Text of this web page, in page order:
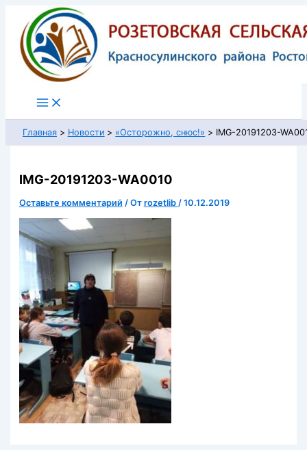
Перейти
содержимому
Главная Новости «Осторожно, снюс!» IMG-20191203-
IMG-20191203-WA0010
Оставьте комментарий / От rozetlib / 10.12.2019